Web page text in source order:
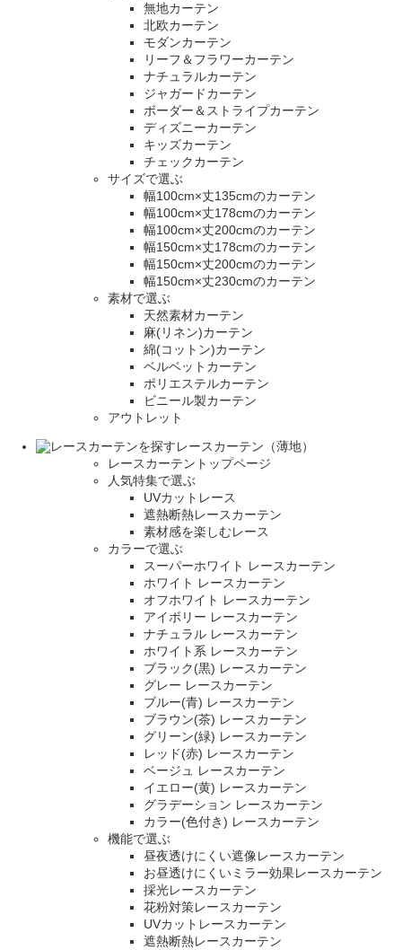
無地カーテン
北欧カーテン
モダンカーテン
リーフ＆フラワーカーテン
ナチュラルカーテン
ジャガードカーテン
ボーダー＆ストライプカーテン
ディズニーカーテン
キッズカーテン
チェックカーテン
サイズで選ぶ
幅100cm×丈135cmのカーテン
幅100cm×丈178cmのカーテン
幅100cm×丈200cmのカーテン
幅150cm×丈178cmのカーテン
幅150cm×丈200cmのカーテン
幅150cm×丈230cmのカーテン
素材で選ぶ
天然素材カーテン
麻(リネン)カーテン
綿(コットン)カーテン
ベルベットカーテン
ポリエステルカーテン
ビニール製カーテン
アウトレット
レースカーテン（薄地）
レースカーテントップページ
人気特集で選ぶ
UVカットレース
遮熱断熱レースカーテン
素材感を楽しむレース
カラーで選ぶ
スーパーホワイト レースカーテン
ホワイト レースカーテン
オフホワイト レースカーテン
アイボリー レースカーテン
ナチュラル レースカーテン
ホワイト系 レースカーテン
ブラック(黒) レースカーテン
グレー レースカーテン
ブルー(青) レースカーテン
ブラウン(茶) レースカーテン
グリーン(緑) レースカーテン
レッド(赤) レースカーテン
ベージュ レースカーテン
イエロー(黄) レースカーテン
グラデーション レースカーテン
カラー(色付き) レースカーテン
機能で選ぶ
昼夜透けにくい遮像レースカーテン
お昼透けにくいミラー効果レースカーテン
採光レースカーテン
花粉対策レースカーテン
UVカットレースカーテン
遮熱断熱レースカーテン